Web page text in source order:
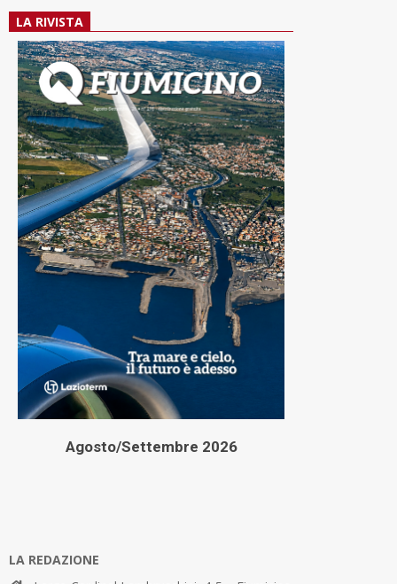
LA RIVISTA
Agosto/Settembre 2026
LA REDAZIONE